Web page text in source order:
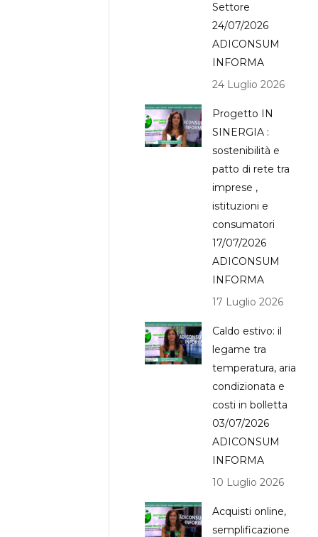
Settore
24/07/2026
ADICONSUM
INFORMA
24 Luglio 2026
Progetto IN
SINERGIA :
sostenibilità e
patto di rete tra
imprese ,
istituzioni e
consumatori
17/07/2026
ADICONSUM
INFORMA
17 Luglio 2026
Caldo estivo: il
legame tra
temperatura, aria
condizionata e
costi in bolletta
03/07/2026
ADICONSUM
INFORMA
10 Luglio 2026
Acquisti online,
semplificazione